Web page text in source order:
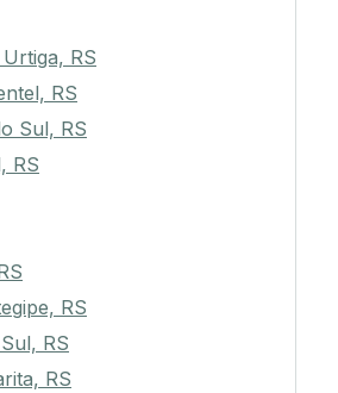
RS
RS
Sul, RS
RS
RS
RS
RS